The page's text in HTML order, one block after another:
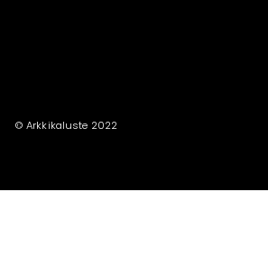
© Arkkikaluste 2022